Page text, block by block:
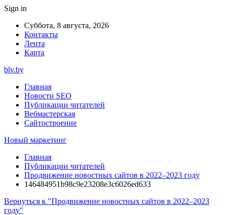
Sign in
Суббота, 8 августа, 2026
Контакты
Лента
Карта
blv.by
Главная
Новости SEO
Публикации читателей
Вебмастерская
Сайтостроение
Новый маркетинг
Главная
Публикации читателей
Продвижение новостных сайтов в 2022–2023 году
146484951b98c9e23208e3c6026ed633
Вернуться к "Продвижение новостных сайтов в 2022–2023
году"